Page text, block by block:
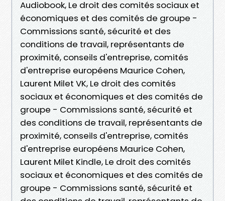
Audiobook, Le droit des comités sociaux et
économiques et des comités de groupe -
Commissions santé, sécurité et des
conditions de travail, représentants de
proximité, conseils d'entreprise, comités
d'entreprise européens Maurice Cohen,
Laurent Milet VK, Le droit des comités
sociaux et économiques et des comités de
groupe - Commissions santé, sécurité et
des conditions de travail, représentants de
proximité, conseils d'entreprise, comités
d'entreprise européens Maurice Cohen,
Laurent Milet Kindle, Le droit des comités
sociaux et économiques et des comités de
groupe - Commissions santé, sécurité et